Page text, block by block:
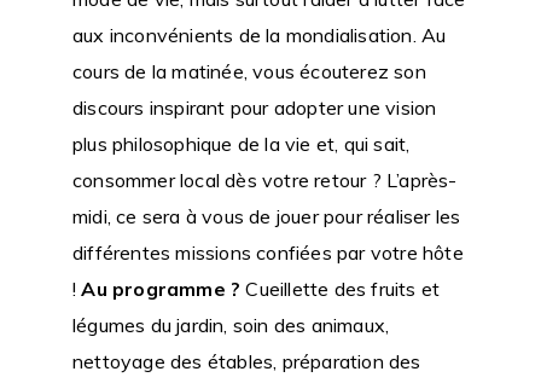
aux inconvénients de la mondialisation. Au
cours de la matinée, vous écouterez son
discours inspirant pour adopter une vision
plus philosophique de la vie et, qui sait,
consommer local dès votre retour ? L’après-
midi, ce sera à vous de jouer pour réaliser les
différentes missions confiées par votre hôte
!Au programme ? Cueillette des fruits et
légumes du jardin, soin des animaux,
nettoyage des étables, préparation des